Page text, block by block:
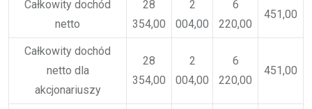
Całkowity dochód
netto
28
354,00
2
004,00
6
220,00
451,00
Całkowity dochód
netto dla
akcjonariuszy
28
354,00
2
004,00
6
220,00
451,00